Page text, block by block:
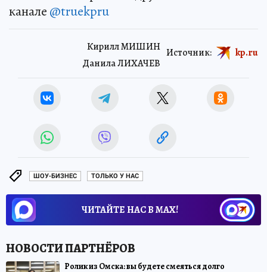
канале @truekpru
Кирилл МИШИН
Данила ЛИХАЧЕВ
Источник: kp.ru
ШОУ-БИЗНЕС ТОЛЬКО У НАС
ЧИТАЙТЕ НАС В МАХ!
Ролик из Омска: вы будете смеяться долго